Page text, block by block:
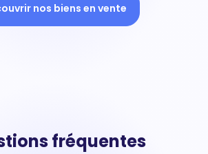
nos biens en vente
fréquentes